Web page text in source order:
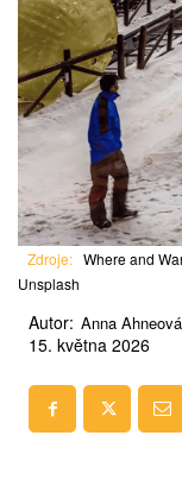
Zdroje: Where and
Unsplash
Autor: Anna Ahneová
15. května 2026